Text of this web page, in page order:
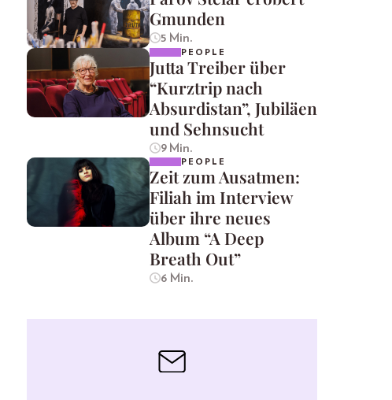
Gmunden
5 Min.
PEOPLE
Jutta Treiber über
“Kurztrip nach
Absurdistan”, Jubiläen
und Sehnsucht
9 Min.
PEOPLE
Zeit zum Ausatmen:
Filiah im Interview
über ihre neues
Album “A Deep
Breath Out”
6 Min.